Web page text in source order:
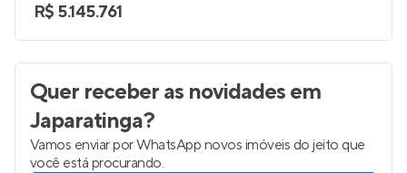
R$ 5.145.761
Quer receber as novidadesem
Japaratinga?
Vamos enviar por WhatsApp novos imóveis do jeito que
você está procurando.